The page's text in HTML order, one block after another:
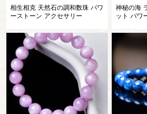
相生相克 天然石の調和数珠 パワ
ーストーン アクセサリー
神秘の海
ット パワ